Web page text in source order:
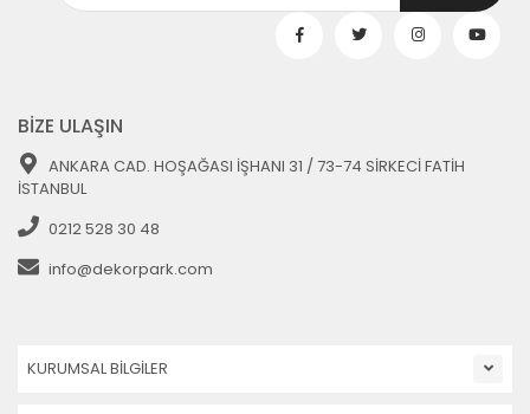
BİZE ULAŞIN
ANKARA CAD. HOŞAĞASI İŞHANI 31 / 73-74 SİRKECİ FATİH
İSTANBUL
0212 528 30 48
info@dekorpark.com
KURUMSAL BİLGİLER